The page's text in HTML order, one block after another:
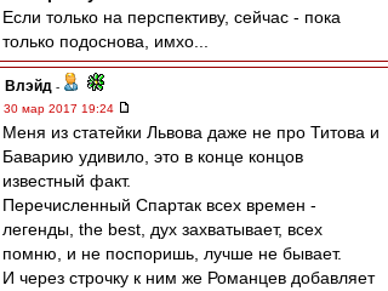
Если только на перспективу, сейчас - пока
только подоснова, имхо...
Влэйд -
30 мар 2017 19:24
Меня из статейки Львова даже не про Титова и
Баварию удивило, это в конце концов
известный факт.
Перечисленный Спартак всех времен -
легенды, the best, дух захватывает, всех
помню, и не поспоришь, лучше не бывает.
И через строчку к ним же Романцев добавляет